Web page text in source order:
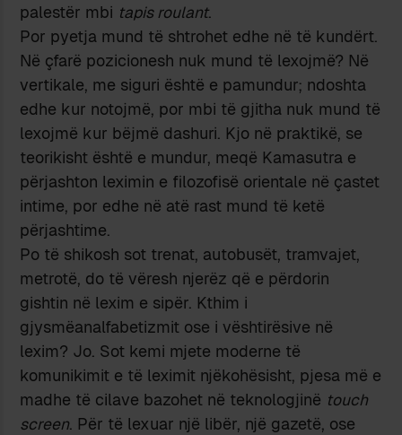
palestër mbi tapis roulant.
Por pyetja mund të shtrohet edhe në të kundërt.
Në çfarë pozicionesh nuk mund të lexojmë? Në
vertikale, me siguri është e pamundur; ndoshta
edhe kur notojmë, por mbi të gjitha nuk mund të
lexojmë kur bëjmë dashuri. Kjo në praktikë, se
teorikisht është e mundur, meqë Kamasutra e
përjashton leximin e filozofisë orientale në çastet
intime, por edhe në atë rast mund të ketë
përjashtime.
Po të shikosh sot trenat, autobusët, tramvajet,
metrotë, do të vëresh njerëz që e përdorin
gishtin në lexim e sipër. Kthim i
gjysmëanalfabetizmit ose i vështirësive në
lexim? Jo. Sot kemi mjete moderne të
komunikimit e të leximit njëkohësisht, pjesa më e
madhe të cilave bazohet në teknologjinë touch
screen. Për të lexuar një libër, një gazetë, ose